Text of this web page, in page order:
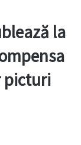
la
picturi